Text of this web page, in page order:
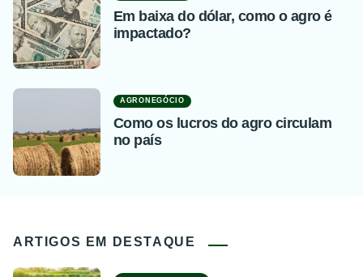
Em baixa do dólar, como o agro é
impactado?
AGRONEGÓCIO
Como os lucros do agro circulam
no país
ARTIGOS EM DESTAQUE